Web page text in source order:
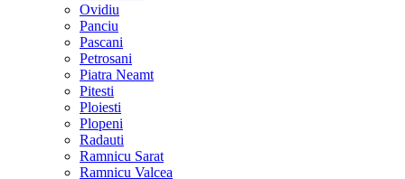
Ovidiu
Panciu
Pascani
Petrosani
Piatra Neamt
Pitesti
Ploiesti
Plopeni
Radauti
Ramnicu Sarat
Ramnicu Valcea